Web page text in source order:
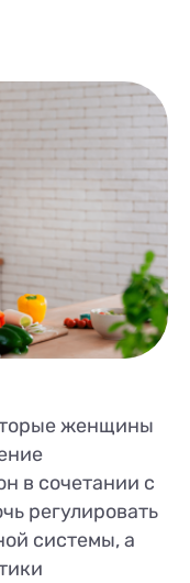
женщины
в сочетании с
регулировать
системы, а